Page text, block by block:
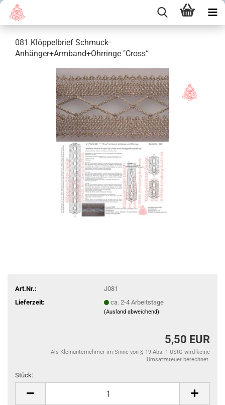
081 Klöppelbrief Schmuck-
Anhänger+Armband+Ohrringe "Cross“
Art.Nr.:
J081
Lieferzeit:
ca. 2-4 Arbeitstage
(Ausland abweichend)
5,50 EUR
Als Kleinunternehmer im Sinne von § 19 Abs. 1 UStG wird keine
Umsatzsteuer berechnet.
Stück: